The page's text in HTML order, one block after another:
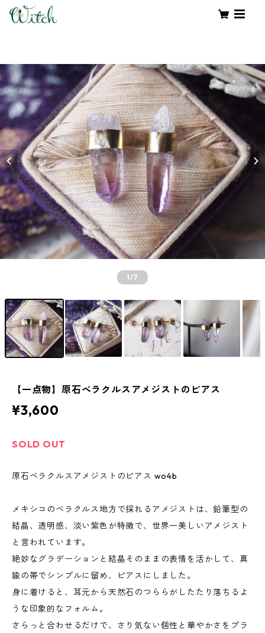
1/7
【一点物】原石ベラクルスアメジストのピアス
¥3,600
SOLD OUT
原石ベラクルスアメジストのピアス wo4b
メキシコのベラクルス地方で採れるアメジストは、鉛筆型の
結晶、透明感、淡い紫色が特徴で、世界一美しいアメジスト
と言われています。
絶妙なグラデーションと結晶そのままの表情を活かして、真
鍮の帯でシンプルに留め、ピアスにしました。
身に着けると、耳元から天然石のつららがしたたり落ちるよ
うな印象的なフォルム。
さらっと合わせるだけで、さり気ない個性と華やかさをプラ